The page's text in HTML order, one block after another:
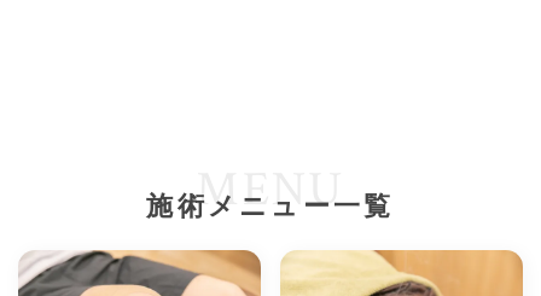
施術メニュー一覧
MENU